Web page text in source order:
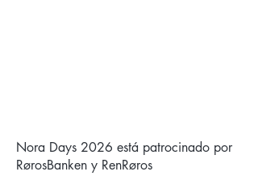
Nora Days 2026 está patrocinado por
RørosBanken y RenRøros